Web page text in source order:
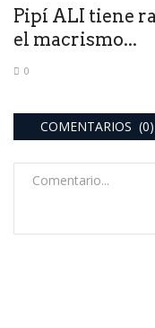
Pipí ALI tiene
el macrismo...
0
COMENTARIOS (0)